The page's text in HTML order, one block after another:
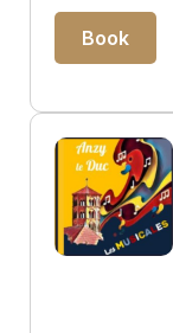
Book